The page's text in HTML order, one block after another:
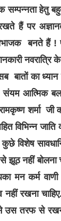
सम्पन्नता हेतु
हैं पर
बनते हैं !
बातों का ध्यान
आत्मिक बल
शर्मा
विभिन्न
विशेष
झूठ नहीं बोलना
मन कर्म वाणी
नहीं रखना
उस तरफ से